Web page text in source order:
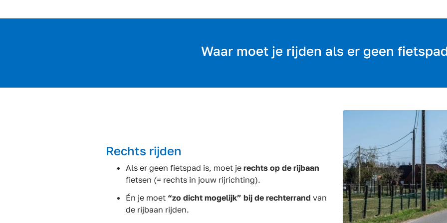
Waar moet je rijden als er geen
Rechts rijden
Als er geen fietspad is, moet je rechts op de rijbaan
fietsen (= rechts in jouw rijrichting).
Én je moet “zo dicht mogelijk” bij de rechterrand van
de rijbaan rijden.